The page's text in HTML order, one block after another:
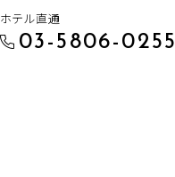
ホテル直通
03-5806-0255